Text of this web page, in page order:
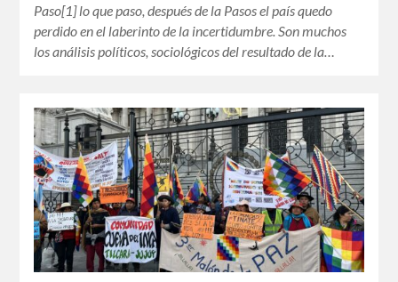
Paso[1] lo que paso, después de la Pasos el país quedo
perdido en el laberinto de la incertidumbre. Son muchos
los análisis políticos, sociológicos del resultado de la…